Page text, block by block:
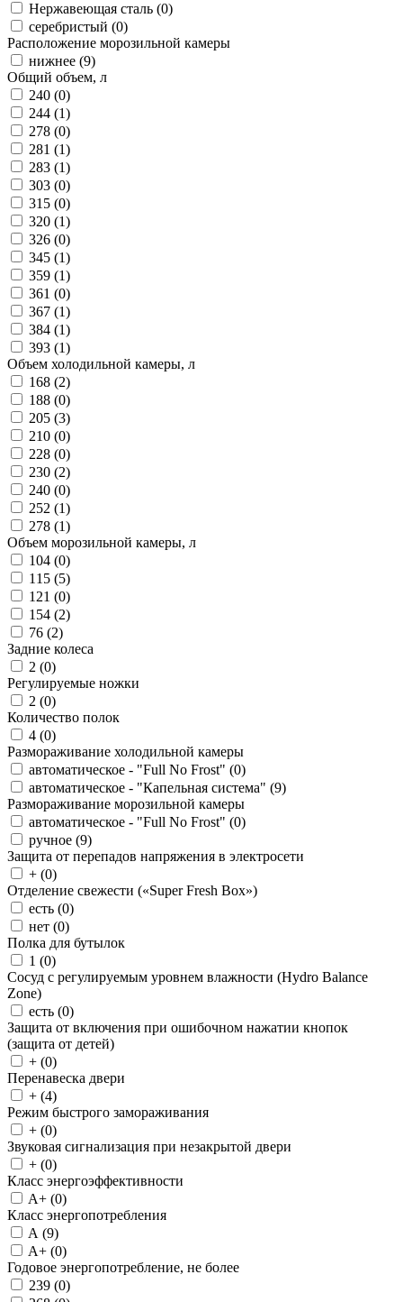
Нержавеющая сталь (0)
серебристый (0)
Расположение морозильной камеры
нижнее (9)
Общий объем, л
240 (0)
244 (1)
278 (0)
281 (1)
283 (1)
303 (0)
315 (0)
320 (1)
326 (0)
345 (1)
359 (1)
361 (0)
367 (1)
384 (1)
393 (1)
Объем холодильной камеры, л
168 (2)
188 (0)
205 (3)
210 (0)
228 (0)
230 (2)
240 (0)
252 (1)
278 (1)
Объем морозильной камеры, л
104 (0)
115 (5)
121 (0)
154 (2)
76 (2)
Задние колеса
2 (0)
Регулируемые ножки
2 (0)
Количество полок
4 (0)
Размораживание холодильной камеры
автоматическое - "Full No Frost" (0)
автоматическое - "Капельная система" (9)
Размораживание морозильной камеры
автоматическое - "Full No Frost" (0)
ручное (9)
Защита от перепадов напряжения в электросети
+ (0)
Отделение свежести («Super Fresh Box»)
есть (0)
нет (0)
Полка для бутылок
1 (0)
Сосуд с регулируемым уровнем влажности (Hydro Balance
Zone)
есть (0)
Защита от включения при ошибочном нажатии кнопок
(защита от детей)
+ (0)
Перенавеска двери
+ (4)
Режим быстрого замораживания
+ (0)
Звуковая сигнализация при незакрытой двери
+ (0)
Класс энергоэффективности
A+ (0)
Класс энергопотребления
A (9)
A+ (0)
Годовое энергопотребление, не более
239 (0)